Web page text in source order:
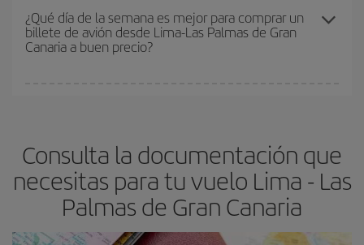
precio según tus necesidades de viaje. La tarifa básica, te
asegura el vuelo más barato.
¿Qué día de la semana es mejor para comprar un
billete de avión desde Lima-Las Palmas de Gran
Canaria a buen precio?
avión más baratos te saldrán. Además, si buscas los vuelos con
las fechas y los horarios del viaje un poco abiertos, podráselegir
el precio más barato.
Consulta la documentación que
necesitas para tu vuelo Lima - Las
Palmas de Gran Canaria